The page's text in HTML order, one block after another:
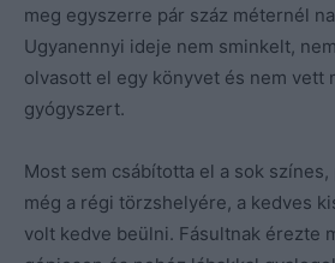
meg egyszerre pár száz méternél
Ugyanennyi ideje nem sminkelt,
olvasott el egy könyvet és nem vett
gyógyszert.
Most sem csábította el a sok színes,
még a régi törzshelyére, a kedves
volt kedve beülni. Fásultnak érezte